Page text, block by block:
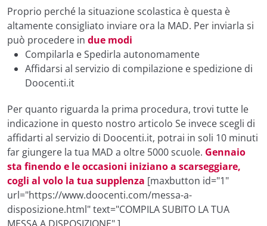
Proprio perché la situazione scolastica è questa è
altamente consigliato inviare ora la MAD. Per inviarla si
può procedere in due modi
Compilarla e Spedirla autonomamente
Affidarsi al servizio di compilazione e spedizione di
Doocenti.it
Per quanto riguarda la prima procedura, trovi tutte le
indicazione in questo nostro articolo Se invece scegli di
affidarti al servizio di Doocenti.it, potrai in soli 10 minuti
far giungere la tua MAD a oltre 5000 scuole. Gennaio
sta finendo e le occasioni iniziano a scarseggiare,
cogli al volo la tua supplenza [maxbutton id="1"
url="https://www.doocenti.com/messa-a-
disposizione.html" text="COMPILA SUBITO LA TUA